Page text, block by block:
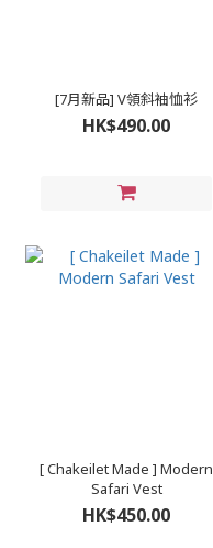
[7月新品] V領斜袖恤衫
HK$490.00
[ Chakeilet Made ] Modern
Safari Vest
HK$450.00